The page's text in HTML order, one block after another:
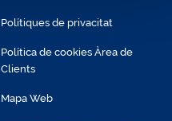
Polítiques de privacitat
Política de cookies Àrea de
Clients
Mapa Web